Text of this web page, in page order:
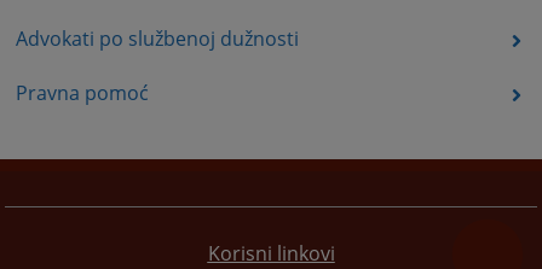
Advokati po službenoj dužnosti
Pravna pomoć
Korisni linkovi